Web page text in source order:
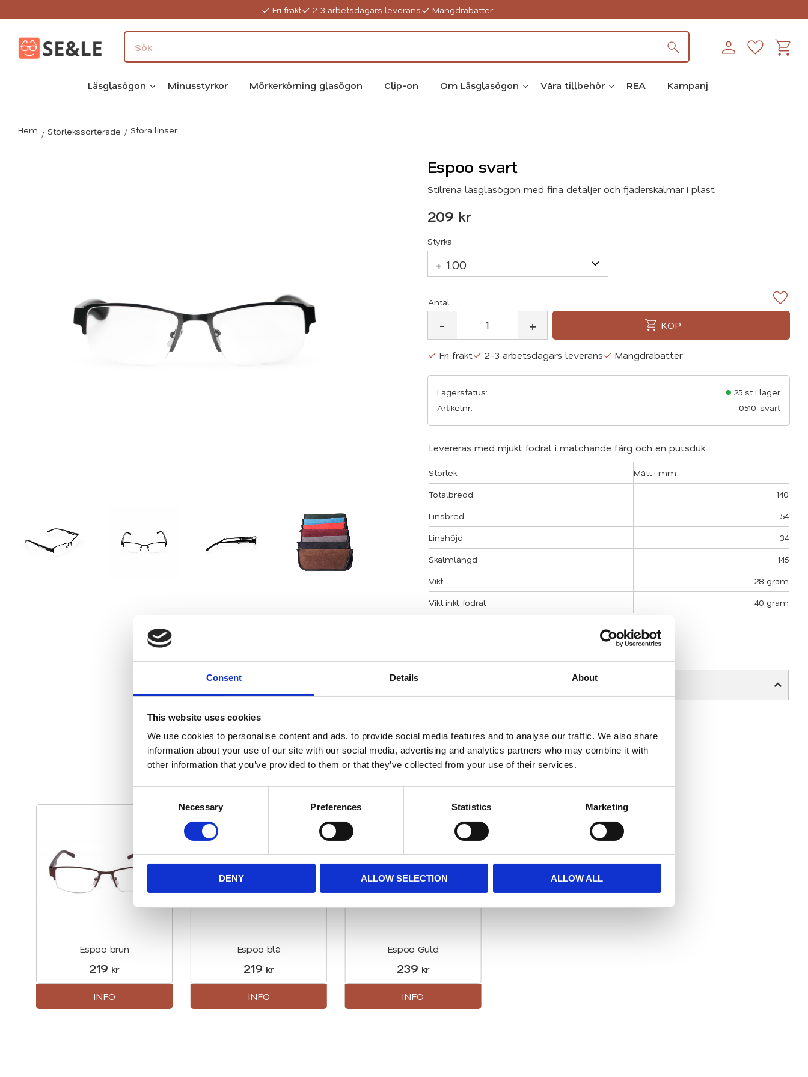
Consent Details About
This website uses cookies
We use cookies to personalise content and ads, to provide social media features and to analyse our traffic. We also share
information about your use of our site with our social media, advertising and analytics partners who may combine it with
other information that you’ve provided to them or that they’ve collected from your use of their services.
o
n
S
e
n
Necessary Preferences Statistics Marketing
DENY ALLOW SELECTION ALLOW ALL
Fri frakt 2-3 arbetsdagars leverans Mängdrabatter
Läsglasögon Minusstyrkor Mörkerkörning glasögon Clip-on Om Läsglasögon Våra tillbehör REA Kampanj
Favoriter
Hem Storlekssorterade Stora linser
Espoo svart
Stilrena läsglasögon med fina detaljer och fjäderskalmar i plast.
209 kr
Styrka
Antal
+
- KÖP
Lägg
Fri frakt 2-3 arbetsdagars leverans Mängdrabatter
Lagerstatus
25 st i lager
Artikelnr
0510-svart
Levereras med mjukt fodral i matchande färg och en putsduk.
Storlek
Mått i mm
Totalbredd
140
Linsbred
54
Linshöjd
34
Skalmlängd
145
Vikt
28 gram
Vikt inkl. fodral
40 gram
Klicka här för att se hur vi mäter läsglasögonen....
Relaterade produkter
Espoo brun
219 kr
Lägg till i favoriter
INFO
Espoo blå
219 kr
Lägg till i favoriter
INFO
Espoo Guld
239 kr
Lägg till i favoriter
INFO